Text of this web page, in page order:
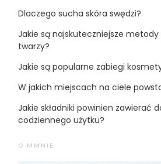
Dlaczego sucha skóra swędzi?
Jakie są najskuteczniejsze
twarzy?
Jakie są popularne zabiegi
W jakich miejscach na ciele
Jakie składniki powinien zawierać
codziennego użytku?
O MMNIE